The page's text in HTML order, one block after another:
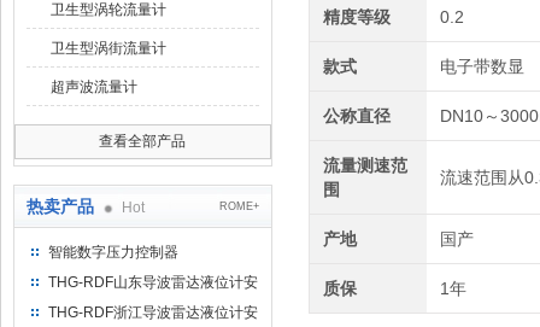
卫生型涡轮流量计
卫生型涡街流量计
超声波流量计
查看全部产品
热卖产品 Hot ROME+
智能数字压力控制器
THG-RDF山东导波雷达液位计安
装方法
THG-RDF浙江导波雷达液位计安
精度等级 0.2
款式 电子带数显
公称直径 DN10～
流量测速范
围
流速范围从
产地 国产
质保 1年